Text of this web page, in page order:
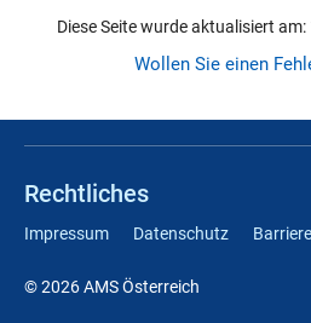
Diese Seite wurde aktualisiert
Wollen Sie einen
Rechtliches
Impressum Datenschutz
© 2026 AMS Österreich